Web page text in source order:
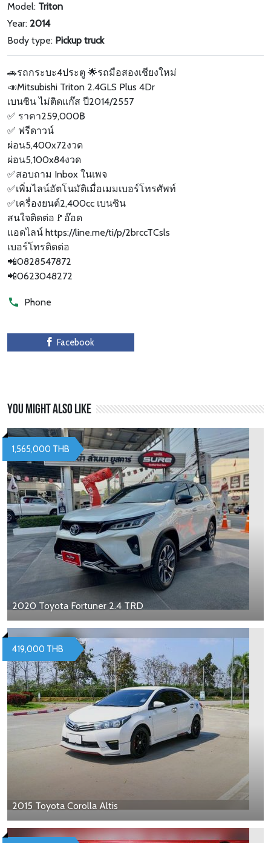
Model: Triton
Year: 2014
Body type: Pickup truck
🚗รถกระบะ4ประตู 🌟รถมือสองเชียงใหม่
📣Mitsubishi Triton 2.4GLS Plus 4Dr
เบนซิน ไม่ติดแก๊ส ปี2014/2557
✅ ราคา259,000฿
✅ ฟรีดาวน์
ผ่อน5,400x72งวด
ผ่อน5,100x84งวด
✅สอบถาม Inbox ในเพจ
✅เพิ่มไลน์อัตโนมัติเมื่อเมมเบอร์โทรศัพท์
✅เครื่องยนต์2,400cc เบนซิน
สนใจติดต่อ🚩อ๊อด
แอดไลน์ https://line.me/ti/p/2brccTCsls
เบอร์โทรติดต่อ
📲0828547872
📲0623048272
Phone
Facebook
You might also like
2020 Toyota Fortuner 2.4 TRD
1,565,000 THB
2015 Toyota Corolla Altis
419,000 THB